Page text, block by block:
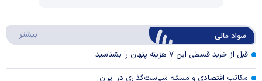
Video
سواد مالی بیشتر
قبل از خرید قسطی این ۷ هزینه پنهان را بشناسید
مکاتب اقتصادی و مسئله سیاست‌گذاری در ایران